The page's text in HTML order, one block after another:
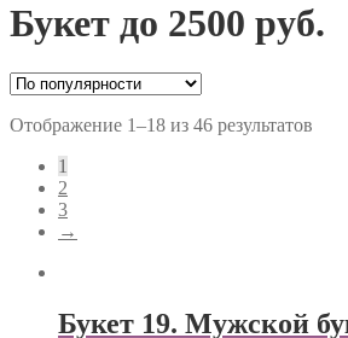
Букет до 2500 руб.
Отображение 1–18 из 46 результатов
1
2
3
→
Букет 19. Мужской